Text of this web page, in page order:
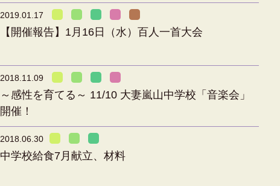
2019.01.17
【開催報告】1月16日（水）百人一首大会
2018.11.09
～感性を育てる～ 11/10 大妻嵐山中学校「音楽会」
開催！
2018.06.30
中学校給食7月献立、材料